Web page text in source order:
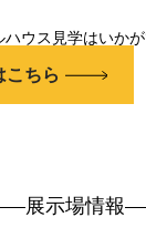
ウス見学はいか
こちら
展示場情報